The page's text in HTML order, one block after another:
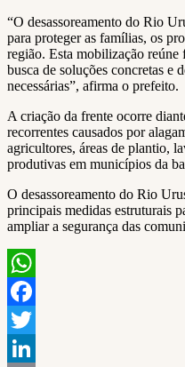
“O desassoreamento do Rio
para proteger as famílias, os
região. Esta mobilização
busca de soluções concretas e
necessárias”, afirma o prefeito.
A criação da frente ocorre
recorrentes causados por
agricultores, áreas de plantio,
produtivas em municípios da
O desassoreamento do Rio
principais medidas estruturais
ampliar a segurança das
WhatsApp
Facebook
Twitter